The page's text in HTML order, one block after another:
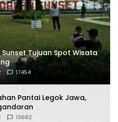
Tujuan Spot Wisata
17454
Pantai Legok Jawa,
13682